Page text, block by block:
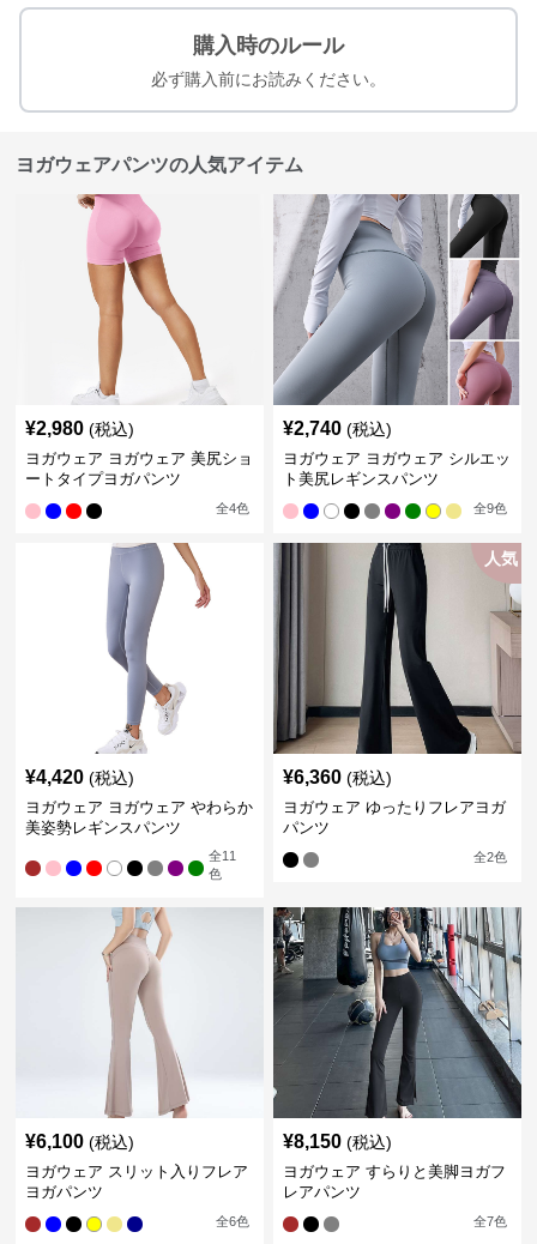
購入時のルール
必ず購入前にお読みください。
ヨガウェアパンツの人気アイテム
¥2,980 (税込)
ヨガウェア ヨガウェア 美尻ショ
ートタイプヨガパンツ
全4色
¥2,740 (税込)
ヨガウェア ヨガウェア シルエッ
ト美尻レギンスパンツ
全9色
¥4,420 (税込)
ヨガウェア ヨガウェア やわらか
美姿勢レギンスパンツ
全11
色
人気
¥6,360 (税込)
ヨガウェア ゆったりフレアヨガ
パンツ
全2色
¥6,100 (税込)
ヨガウェア スリット入りフレア
ヨガパンツ
全6色
¥8,150 (税込)
ヨガウェア すらりと美脚ヨガフ
レアパンツ
全7色